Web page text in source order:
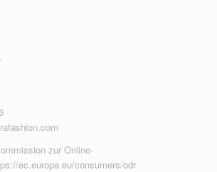
zur Online-
ec.europa.eu/consumers/odr